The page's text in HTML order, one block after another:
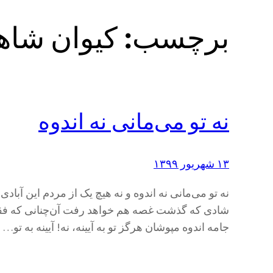
برچسب:کیوان
نه تو می‌مانی نه اندوه
۱۳ شهریور ۱۳۹۹
نه تو می‌مانی نه اندوه و نه هیچ یک از مردم این
شادی که گذشت غصه هم خواهد رفت آن‌چنانی که
جامه اندوه مپوشان هرگز تو به آیینه، نه! آیینه به تو…